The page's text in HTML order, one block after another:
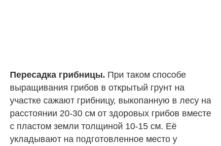
Пересадка грибницы. При таком способе
выращивания грибов в открытый грунт на
участке сажают грибницу, выкопанную в лесу на
расстоянии 20-30 см от здоровых грибов вместе
с пластом земли толщиной 10-15 см. Её
укладывают на подготовленное место у